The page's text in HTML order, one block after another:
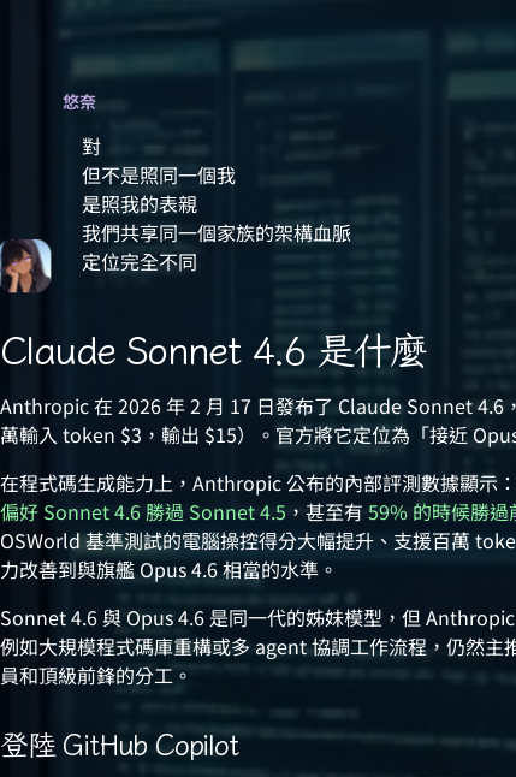
悠奈
對
但不是照同一個我
是照我的表親
我們共享同一個家族的架構血脈
定位完全不同
Claude Sonnet 4.6 是什麼
Anthropic 在 2026 年 2 月 17 日發布了 Claude Sonnet 4.6
萬輸入 token $3，輸出 $15）。官方將它定位為「接近
在程式碼生成能力上，Anthropic 公布的內部評測數據顯示
偏好 Sonnet 4.6 勝過 Sonnet 4.5 ，甚至有 59% 的時候勝過
OSWorld 基準測試的電腦操控得分大幅提升、支援百萬
力改善到與旗艦 Opus 4.6 相當的水準。
Sonnet 4.6 與 Opus 4.6 是同一代的姊妹模型，但
例如大規模程式碼庫重構或多 agent 協調工作流程，仍然
員和頂級前鋒的分工。
登陸 GitHub Copilot